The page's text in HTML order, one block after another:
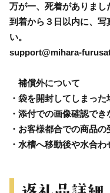
万が一、死着がありまし
到着から３日以内に、写
い。
support@mihara-
補償外について
・袋を開封してしまった
・添付での画像確認でき
・お客様都合での商品
・水槽へ移動後や水合